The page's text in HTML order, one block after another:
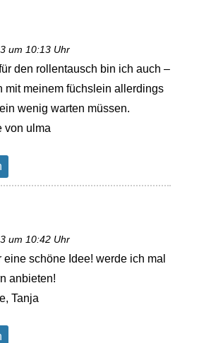
um 10:13 Uhr
den rollentausch bin ich auch –
mit meinem füchslein allerdings
wenig warten müssen.
von ulma
um 10:42 Uhr
eine schöne Idee! werde ich mal
anbieten!
Tanja